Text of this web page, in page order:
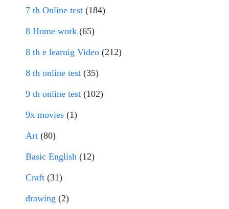
7 th Online test (184)
8 Home work (65)
8 th e learnig Video (212)
8 th online test (35)
9 th online test (102)
9x movies (1)
Art (80)
Basic English (12)
Craft (31)
drawing (2)